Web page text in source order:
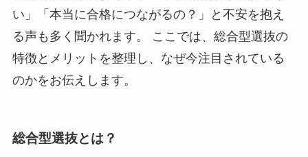
い」「本当に合格につながるの？」と不安を抱え
る声も多く聞かれます。 ここでは、総合型選抜の
特徴とメリットを整理し、なぜ今注目されている
のかをお伝えします。
総合型選抜とは？